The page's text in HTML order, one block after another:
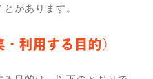
があります。
利用する目的）